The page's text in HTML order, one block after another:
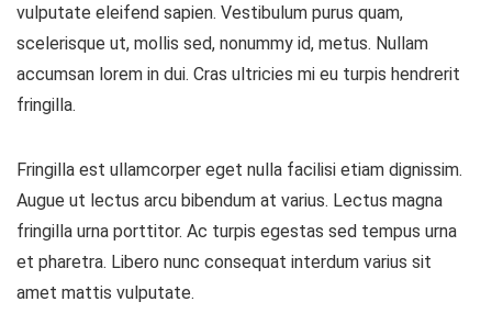
vulputate eleifend sapien. Vestibulum purus quam,
scelerisque ut, mollis sed, nonummy id, metus. Nullam
accumsan lorem in dui. Cras ultricies mi eu turpis hendrerit
fringilla.
Fringilla est ullamcorper eget nulla facilisi etiam dignissim.
Augue ut lectus arcu bibendum at varius. Lectus magna
fringilla urna porttitor. Ac turpis egestas sed tempus urna
et pharetra. Libero nunc consequat interdum varius sit
amet mattis vulputate.